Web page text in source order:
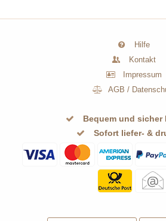
Hilfe
Kontakt
Impressum
AGB /
Bequem und sicher
Sofort liefer- &